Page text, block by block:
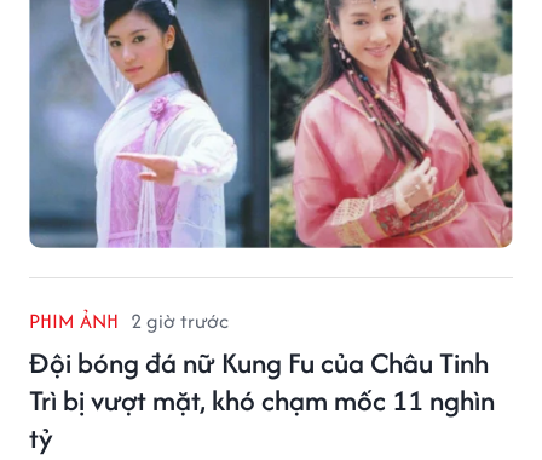
PHIM ẢNH 2 giờ trước
Đội bóng đá nữ Kung Fu của Châu Tinh
Trì bị vượt mặt, khó chạm mốc 11 nghìn
tỷ